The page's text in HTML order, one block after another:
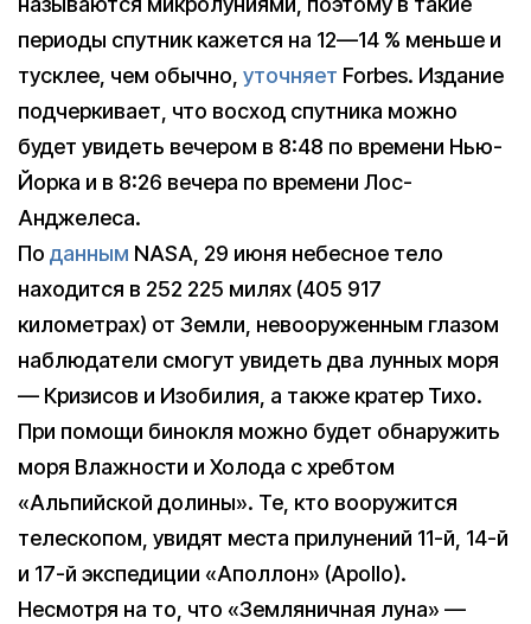
периоды спутник кажется на 12—14 % меньше и
тусклее, чем обычно, уточняет Forbes. Издание
подчеркивает, что восход спутника можно
будет увидеть вечером в 8:48 по времени Нью-
Йорка и в 8:26 вечера по времени Лос-
Анджелеса.
По данным NASA, 29 июня небесное тело
находится в 252 225 милях (405 917
километрах) от Земли, невооруженным глазом
наблюдатели смогут увидеть два лунных моря
— Кризисов и Изобилия, а также кратер Тихо.
При помощи бинокля можно будет обнаружить
моря Влажности и Холода с хребтом
«Альпийской долины». Те, кто вооружится
телескопом, увидят места прилунений 11-й, 14-й
и 17-й экспедиции «Аполлон» (Apollo).
Несмотря на то, что «Земляничная луна» —